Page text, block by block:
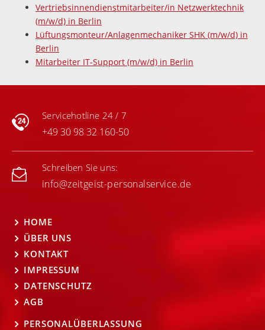
Vertriebsinnendienstmitarbeiter/in Netzwerktechnik
(m/w/d) in Berlin
Lüftungsmonteur/Anlagenmechaniker SHK (m/w/d) in
Berlin
Mitarbeiter IT-Support (m/w/d) in Berlin
Servicehotline 24 / 7
+49 30 98 32 160-50
Schreiben Sie uns:
info@zeitgeist-personalservice.de
HOME
ÜBER UNS
KONTAKT
IMPRESSUM
DATENSCHUTZ
AGB
PERSONALÜBERLASSUNG